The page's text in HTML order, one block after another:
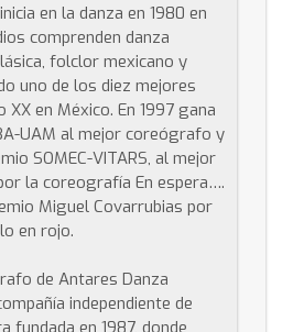
en la danza en 1980 en
comprenden danza
folclor mexicano y
uno de los diez mejores
en México. En 1997 gana
UAM al mejor coreógrafo y
SOMEC-VITARS, al mejor
la coreografía En espera….
Miguel Covarrubias por
en rojo.
de Antares Danza
independiente de
fundada en 1987, donde